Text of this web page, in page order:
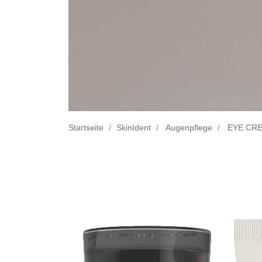
Startseite SkinIdent Augenpflege EYE